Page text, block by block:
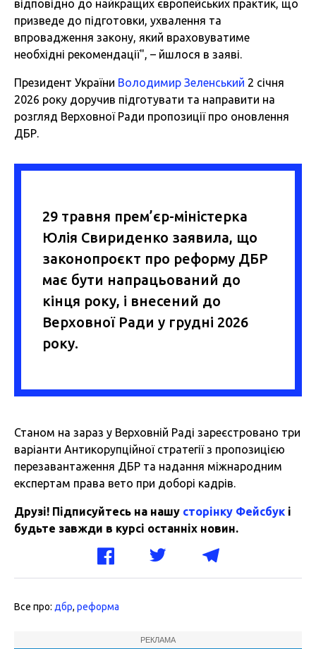
відповідно до найкращих європейських практик, що
призведе до підготовки, ухвалення та
впровадження закону, який враховуватиме
необхідні рекомендації", – йшлося в заяві.
Президент України Володимир Зеленський 2 січня
2026 року доручив підготувати та направити на
розгляд Верховної Ради пропозиції про оновлення
ДБР.
29 травня прем’єр-міністерка
Юлія Свириденко заявила, що
законопроєкт про реформу ДБР
має бути напрацьований до
кінця року, і внесений до
Верховної Ради у грудні 2026
року.
Станом на зараз у Верховній Раді зареєстровано три
варіанти Антикорупційної стратегії з пропозицією
перезавантаження ДБР та надання міжнародним
експертам права вето при доборі кадрів.
Друзі! Підписуйтесь на нашу сторінку Фейсбук і
будьте завжди в курсі останніх новин.
Все про: дбр, реформа
РЕКЛАМА